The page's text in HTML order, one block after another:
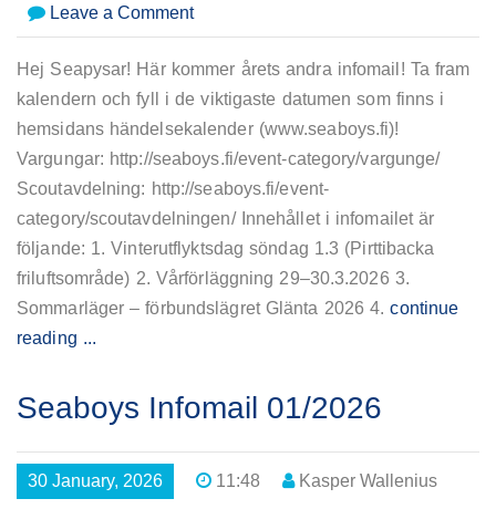
Leave a Commenton
Infomail
02/2026
Hej Seapysar! Här kommer årets andra infomail! Ta fram
kalendern och fyll i de viktigaste datumen som finns i
hemsidans händelsekalender (www.seaboys.fi)!
Vargungar: http://seaboys.fi/event-category/vargunge/
Scoutavdelning: http://seaboys.fi/event-
category/scoutavdelningen/ Innehållet i infomailet är
följande: 1. Vinterutflyktsdag söndag 1.3 (Pirttibacka
friluftsområde) 2. Vårförläggning 29–30.3.2026 3.
Sommarläger – förbundslägret Glänta 2026 4.continue
reading ...
Seaboys Infomail 01/2026
30 January, 2026 11:48 Kasper Wallenius